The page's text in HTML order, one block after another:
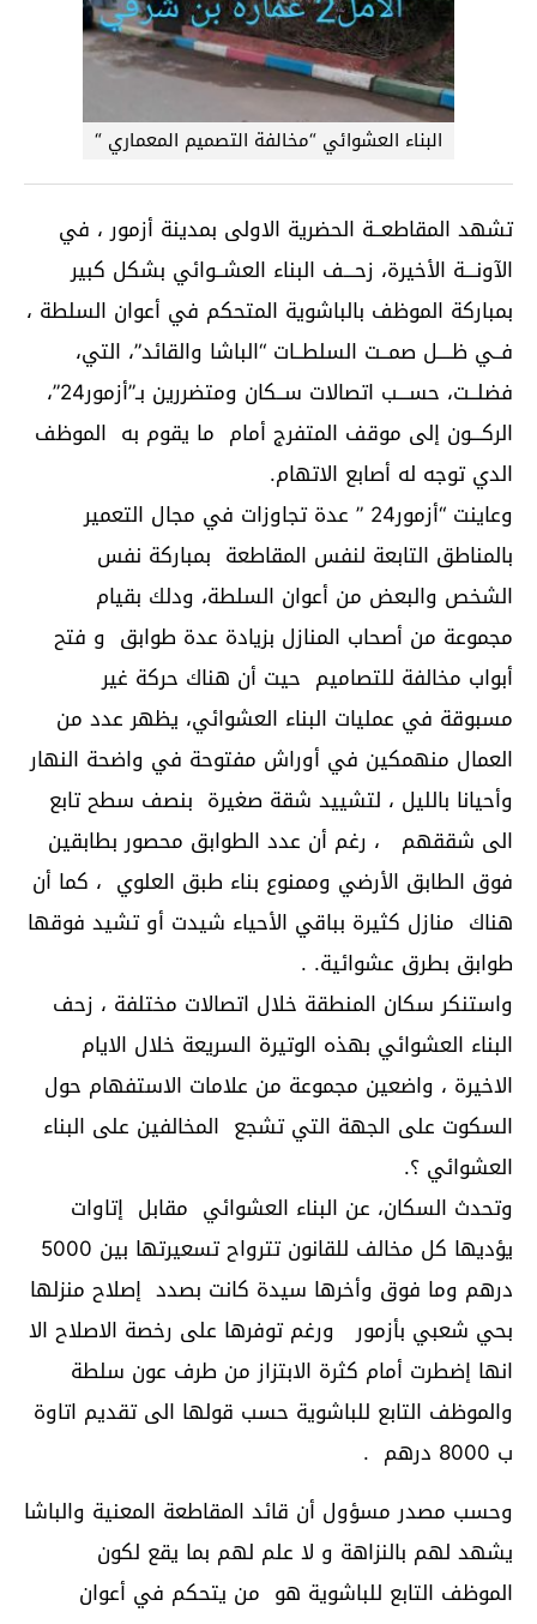
البناء العشوائي “مخالفة التصميم المعماري “
تشهد المقاطعــة الحضرية الاولى بمدينة أزمور ، في
الآونـــة الأخيرة، زحـــف البناء العشــوائي بشكل كبير
بمباركة الموظف بالباشوية المتحكم في أعوان السلطة ،
فــي ظــــل صمــت السلطــات “الباشا والقائد”، التي،
فضلــت، حســـب اتصالات ســكان ومتضررين بـ”أزمور24”،
الركـــون إلى موقف المتفرج أمام ما يقوم به الموظف
الدي توجه له أصابع الاتهام.
وعاينت “أزمور24 ” عدة تجاوزات في مجال التعمير
بالمناطق التابعة لنفس المقاطعة بمباركة نفس
الشخص والبعض من أعوان السلطة، ودلك بقيام
مجموعة من أصحاب المنازل بزيادة عدة طوابق و فتح
أبواب مخالفة للتصاميم حيت أن هناك حركة غير
مسبوقة في عمليات البناء العشوائي، يظهر عدد من
العمال منهمكين في أوراش مفتوحة في واضحة النهار
وأحيانا بالليل ، لتشييد شقة صغيرة بنصف سطح تابع
الى شققهم ، رغم أن عدد الطوابق محصور بطابقين
فوق الطابق الأرضي وممنوع بناء طبق العلوي ، كما أن
هناك منازل كثيرة بباقي الأحياء شيدت أو تشيد فوقها
طوابق بطرق عشوائية. .
واستنكر سكان المنطقة خلال اتصالات مختلفة ، زحف
البناء العشوائي بهذه الوتيرة السريعة خلال الايام
الاخيرة ، واضعين مجموعة من علامات الاستفهام حول
السكوت على الجهة التي تشجع المخالفين على البناء
العشوائي ؟.
وتحدث السكان، عن البناء العشوائي مقابل إتاوات
يؤديها كل مخالف للقانون تترواح تسعيرتها بين 5000
درهم وما فوق وأخرها سيدة كانت بصدد إصلاح منزلها
بحي شعبي بأزمور ورغم توفرها على رخصة الاصلاح الا
انها إضطرت أمام كثرة الابتزاز من طرف عون سلطة
والموظف التابع للباشوية حسب قولها الى تقديم اتاوة
ب 8000 درهم .
وحسب مصدر مسؤول أن قائد المقاطعة المعنية والباشا
يشهد لهم بالنزاهة و لا علم لهم بما يقع لكون
الموظف التابع للباشوية هو من يتحكم في أعوان